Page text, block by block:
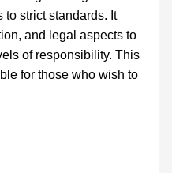
to strict standards. It
and legal aspects to
of responsibility. This
for those who wish to